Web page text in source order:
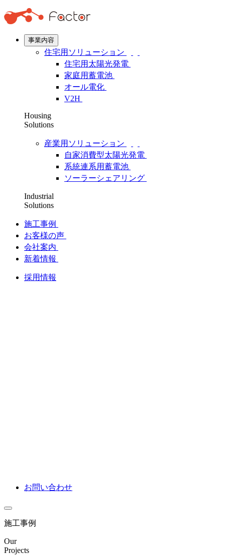
事業内容
住宅用ソリューション
住宅用太陽光発電
家庭用蓄電池
オール電化
V2H
Housing
Solutions
産業用ソリューション
自家消費型太陽光発電
系統連系用蓄電池
ソーラーシェアリング
Industrial
Solutions
施工事例
お客様の声
会社案内
新着情報
採用情報
お問い合わせ
施工事例
Our
Projects